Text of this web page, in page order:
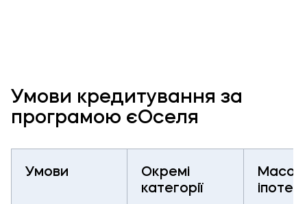
Умови кредитування за
програмою єОселя
Умови
Окремі
категорії